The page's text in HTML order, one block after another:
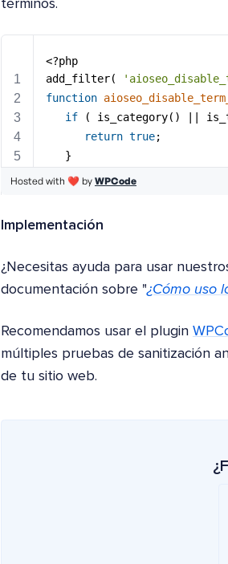
términos.
Implementación
¿Necesitas ayuda para usar
documentación sobre "¿Cómo uso
Recomendamos usar el plugin
múltiples pruebas de sanitización
de tu sitio web.